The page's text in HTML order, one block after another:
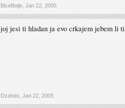
BiceBolje Jan 22, 2005
joj jesi ti hladan ja evo crkajem jebem li
Dzahdo Jan 22, 2005